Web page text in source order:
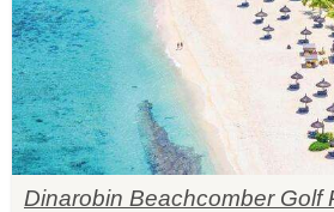
Dinarobin Beachcomber Golf